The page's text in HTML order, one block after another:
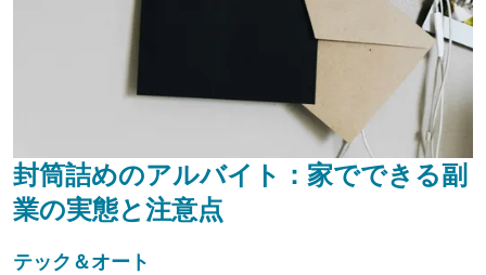
封筒詰めのアルバイト：家でできる副
業の実態と注意点
テック＆オート